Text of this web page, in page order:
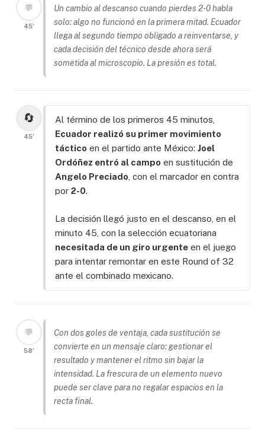
💬
45'
Un cambio al descanso cuando pierdes 2-0 habla
solo: algo no funcionó en la primera mitad. Ecuador
llega al segundo tiempo obligado a reinventarse, y
cada decisión del técnico desde ahora será
sometida al microscopio. La presión es total.
🔄
45'
Al término de los primeros 45 minutos,
Ecuador realizó su primer movimiento
táctico en el partido ante México: Joel
Ordóñez entró al campo en sustitución de
Angelo Preciado , con el marcador en contra
por 2-0.
La decisión llegó justo en el descanso, en el
minuto 45, con la selección ecuatoriana
necesitada de un giro urgente en el juego
para intentar remontar en este Round of 32
ante el combinado mexicano.
💬
58'
Con dos goles de ventaja, cada sustitución se
convierte en un mensaje claro: gestionar el
resultado y mantener el ritmo sin bajar la
intensidad. La frescura de un elemento nuevo
puede ser clave para no regalar espacios en la
recta final.